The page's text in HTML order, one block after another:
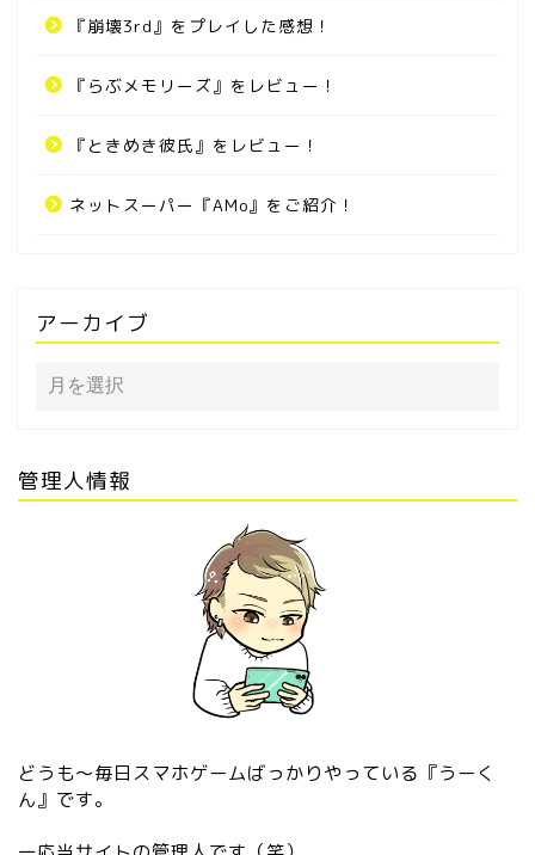
『崩壊3rd』をプレイした感想！
『らぶメモリーズ』をレビュー！
『ときめき彼氏』をレビュー！
ネットスーパー『AMo』をご紹介！
アーカイブ
管理人情報
どうも〜毎日スマホゲームばっかりやっている『うーく
ん』です。